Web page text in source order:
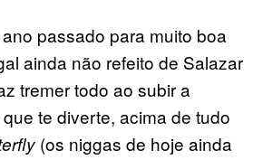
passado para muito boa
ainda não refeito de Salazar
tremer todo ao subir a
que te diverte, acima de tudo
(os niggas de hoje ainda